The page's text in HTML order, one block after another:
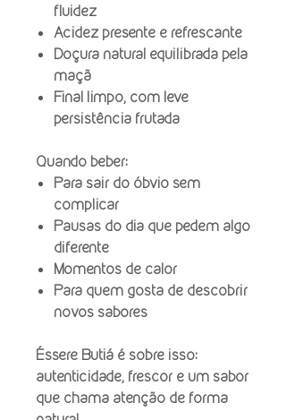
fluidez
Acidez presente e refrescante
Doçura natural equilibrada pela
maçã
Final limpo, com leve
persistência frutada
Quando beber:
Para sair do óbvio sem
complicar
Pausas do dia que pedem algo
diferente
Momentos de calor
Para quem gosta de descobrir
novos sabores
Éssere Butiá é sobre isso:
autenticidade, frescor e um sabor
que chama atenção de forma